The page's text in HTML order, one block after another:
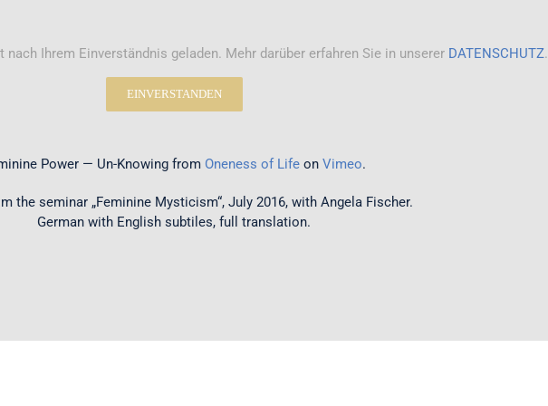
Ihrem Einverständnis geladen. Mehr darüber erfahren Sie in unserer DATENSCHUTZ.
EINVERSTANDEN
Power — Un-Knowing from Oneness of Life on Vimeo.
the seminar „Feminine Mysticism“, July 2016, with Angela Fischer.
German with English subtiles, full translation.